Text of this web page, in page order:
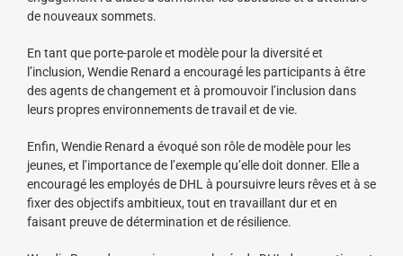
de nouveaux sommets.
En tant que porte-parole et modèle pour la diversité et
l’inclusion, Wendie Renard a encouragé les participants à être
des agents de changement et à promouvoir l’inclusion dans
leurs propres environnements de travail et de vie.
Enfin, Wendie Renard a évoqué son rôle de modèle pour les
jeunes, et l’importance de l’exemple qu’elle doit donner. Elle a
encouragé les employés de DHL à poursuivre leurs rêves et à se
fixer des objectifs ambitieux, tout en travaillant dur et en
faisant preuve de détermination et de résilience.